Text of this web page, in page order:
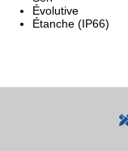
Évolutive
Étanche (IP66)